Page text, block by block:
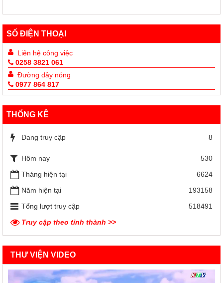
SỐ ĐIỆN THOẠI
Liên hệ công việc
0258 3821 061
Đường dây nóng
0977 864 817
THỐNG KÊ
Đang truy cập 8
Hôm nay
530
Tháng hiện tại
6624
Năm hiện tại
193158
Tổng lượt truy cập
518491
Truy cập theo tỉnh thành >>
THƯ VIỆN VIDEO